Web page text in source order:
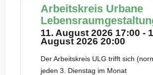
Arbeitskreis Urbane
11. August 2026 17:00 -
August 2026 20:00
Der Arbeitskreis ULG trifft sich
jeden 3. Dienstag im Monat